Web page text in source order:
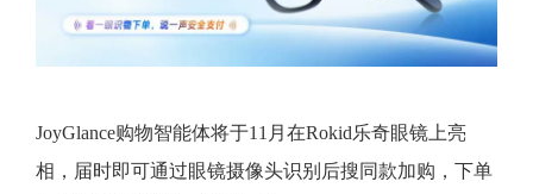
JoyGlance购物智能体将于11月在Rokid乐奇眼镜上亮
相，届时即可通过眼镜摄像头识别后搜同款加购，下单